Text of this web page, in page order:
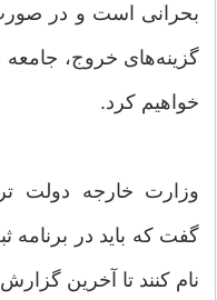
بحرانی است و در
گزینه‌های خروج، جامعه
خواهیم کرد.
وزارت خارجه دولت
گفت که باید در برنامه
نام کنند تا آخرین